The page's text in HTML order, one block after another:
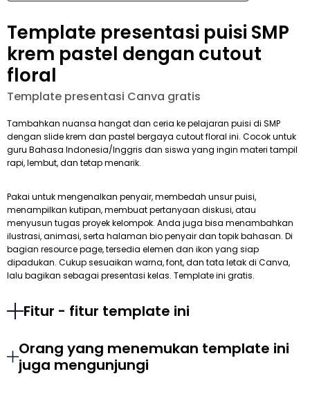
Template presentasi puisi SMP
krem pastel dengan cutout
floral
Template presentasi Canva gratis
Tambahkan nuansa hangat dan ceria ke pelajaran puisi di SMP
dengan slide krem dan pastel bergaya cutout floral ini. Cocok untuk
guru Bahasa Indonesia/Inggris dan siswa yang ingin materi tampil
rapi, lembut, dan tetap menarik.
Pakai untuk mengenalkan penyair, membedah unsur puisi,
menampilkan kutipan, membuat pertanyaan diskusi, atau
menyusun tugas proyek kelompok. Anda juga bisa menambahkan
ilustrasi, animasi, serta halaman bio penyair dan topik bahasan. Di
bagian resource page, tersedia elemen dan ikon yang siap
dipadukan. Cukup sesuaikan warna, font, dan tata letak di Canva,
lalu bagikan sebagai presentasi kelas. Template ini gratis.
Fitur - fitur template ini
Orang yang menemukan template ini
juga mengunjungi